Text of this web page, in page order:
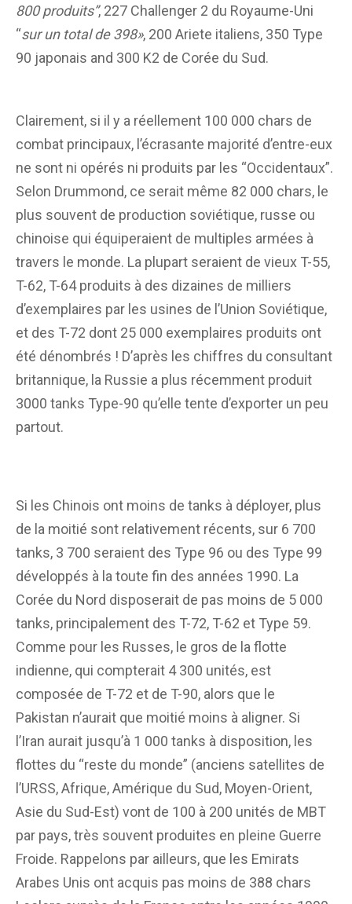
800 produits”, 227 Challenger 2 du Royaume-Uni
“sur un total de 398», 200 Ariete italiens, 350 Type
90 japonais and 300 K2 de Corée du Sud.
Clairement, si il y a réellement 100 000 chars de
combat principaux, l’écrasante majorité d’entre-eux
ne sont ni opérés ni produits par les “Occidentaux”.
Selon Drummond, ce serait même 82 000 chars, le
plus souvent de production soviétique, russe ou
chinoise qui équiperaient de multiples armées à
travers le monde. La plupart seraient de vieux T-55,
T-62, T-64 produits à des dizaines de milliers
d’exemplaires par les usines de l’Union Soviétique,
et des T-72 dont 25 000 exemplaires produits ont
été dénombrés ! D’après les chiffres du consultant
britannique, la Russie a plus récemment produit
3000 tanks Type-90 qu’elle tente d’exporter un peu
partout.
Si les Chinois ont moins de tanks à déployer, plus
de la moitié sont relativement récents, sur 6 700
tanks, 3 700 seraient des Type 96 ou des Type 99
développés à la toute fin des années 1990. La
Corée du Nord disposerait de pas moins de 5 000
tanks, principalement des T-72, T-62 et Type 59.
Comme pour les Russes, le gros de la flotte
indienne, qui compterait 4 300 unités, est
composée de T-72 et de T-90, alors que le
Pakistan n’aurait que moitié moins à aligner. Si
l’Iran aurait jusqu’à 1 000 tanks à disposition, les
flottes du “reste du monde” (anciens satellites de
l’URSS, Afrique, Amérique du Sud, Moyen-Orient,
Asie du Sud-Est) vont de 100 à 200 unités de MBT
par pays, très souvent produites en pleine Guerre
Froide. Rappelons par ailleurs, que les Emirats
Arabes Unis ont acquis pas moins de 388 chars